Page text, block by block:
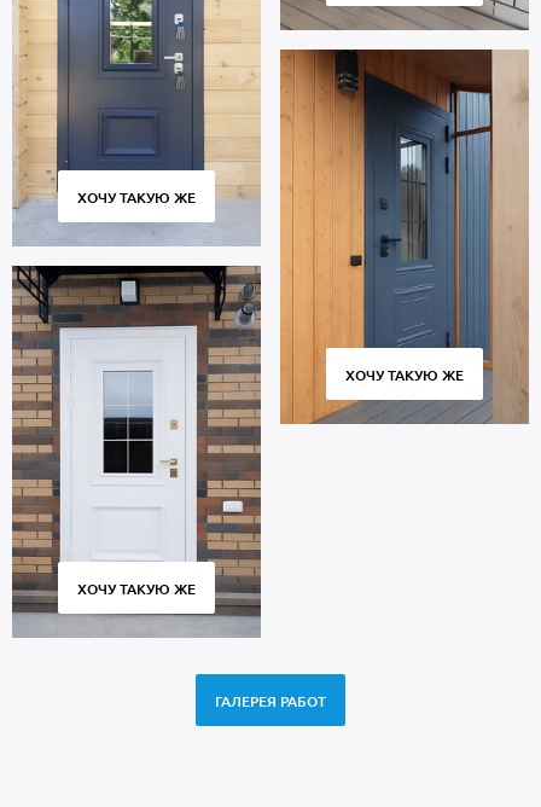
ХОЧУ ТАКУЮ ЖЕ
ХОЧУ ТАКУЮ ЖЕ
ХОЧУ ТАКУЮ ЖЕ
ГАЛЕРЕЯ РАБОТ